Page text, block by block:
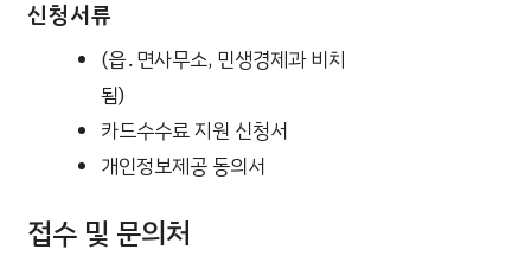
신청서류
(읍․면사무소, 민생경제과 비치
됨)
카드수수료 지원 신청서
개인정보제공 동의서
접수 및 문의처